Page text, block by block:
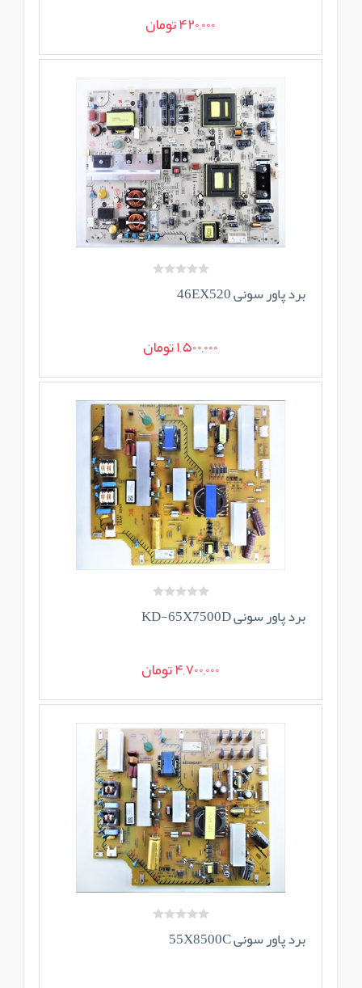
420,000 تومان
برد پاور سونی 46EX520
1,500,000 تومان
برد پاور سونی KD-65X7500D
4,700,000 تومان
برد پاور سونی 55X8500C